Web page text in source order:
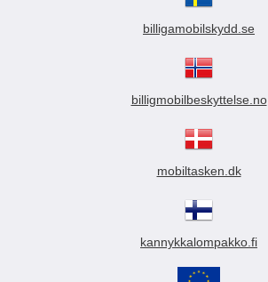
billigamobilskydd.se
billigmobilbeskyttelse.no
mobiltasken.dk
kannykkalompakko.fi